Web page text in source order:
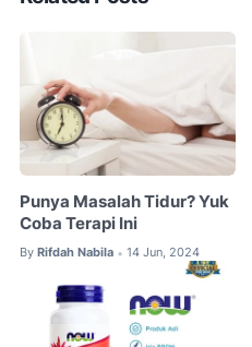
Punya Masalah Tidur? Yuk
Coba Terapi Ini
By Rifdah Nabila • 14 Jun, 2024